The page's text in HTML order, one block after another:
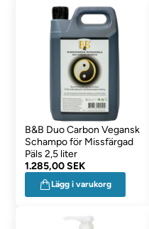
B&B Duo Carbon Vegansk
Schampo för Missfärgad
Päls 2,5 liter
1.285,00 SEK
Lägg i varukorg